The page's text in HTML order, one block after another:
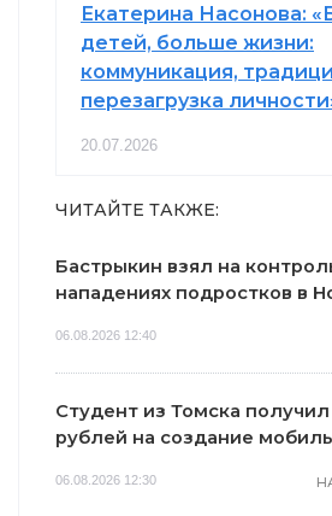
Екатерина Насонова:
детей, больше жизни:
коммуникация,
перезагрузка
20.07.2026
ЧИТАЙТЕ ТАКЖЕ:
Бастрыкин взял на
нападениях подростков в
06.08.2026 12:40
Студент из Томска
рублей на создание
06.08.2026 12:30